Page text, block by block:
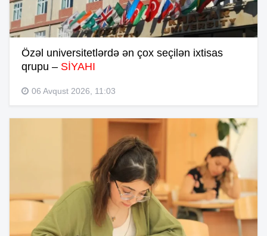
Özəl universitetlərdə ən çox seçilən ixtisas
qrupu – SİYAHI
06 Avqust 2026, 11:03